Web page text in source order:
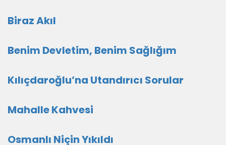
Biraz Akıl
Benim Devletim, Benim Sağlığım
Kılıçdaroğlu’na Utandırıcı Sorular
Mahalle Kahvesi
Osmanlı Niçin Yıkıldı